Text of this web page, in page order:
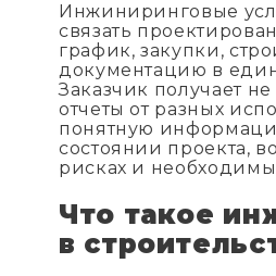
Инжиниринговые
связать
график, закупки,
документацию в
Заказчик получает
отчеты от разных
понятную
состоянии проекта,
рисках и
Что такое
в